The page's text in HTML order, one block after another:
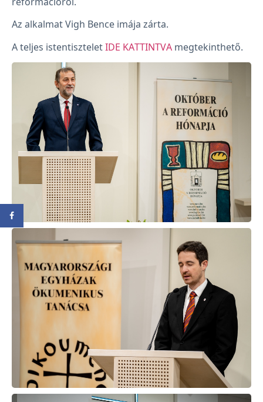
Az alkalmat Vigh Bence imája zárta.
A teljes istentiszteletIDE KATTINTVA megtekinthető.